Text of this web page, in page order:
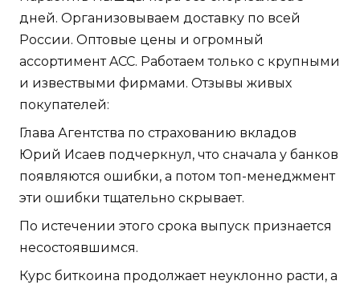
дней. Организовываем доставку по всей
России. Оптовые цены и огромный
ассортимент ACC. Работаем только с крупными
и извествыми фирмами. Отзывы живых
покупателей:
Глава Агентства по страхованию вкладов
Юрий Исаев подчеркнул, что сначала у банков
появляются ошибки, а потом топ-менеджмент
эти ошибки тщательно скрывает.
По истечении этого срока выпуск признается
несостоявшимся.
Курс биткоина продолжает неуклонно расти, а